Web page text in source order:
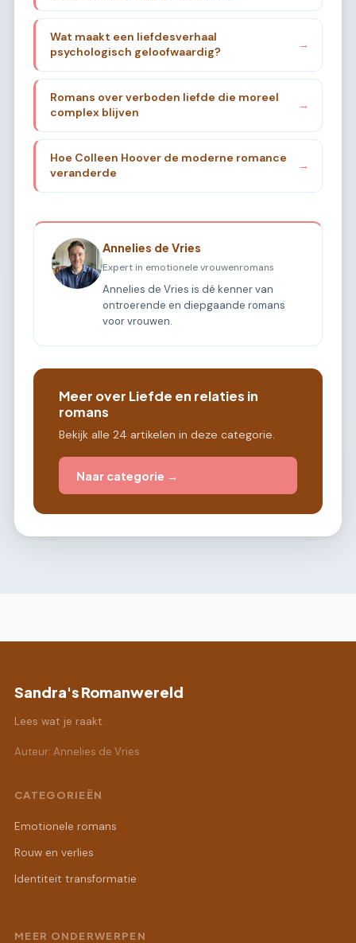
Wat maakt een liefdesverhaal
psychologisch geloofwaardig?
→
Romans over verboden liefde die moreel
complex blijven
→
Hoe Colleen Hoover de moderne romance
veranderde
→
Annelies de Vries
Expert in emotionele vrouwenromans
Annelies de Vries is dé kenner van
ontroerende en diepgaande romans
voor vrouwen.
Meer over Liefde en relaties in
romans
Bekijk alle 24 artikelen in deze categorie.
Naar categorie →
Sandra's Romanwereld
Lees wat je raakt.
Auteur: Annelies de Vries
CATEGORIEËN
Emotionele romans
Rouw en verlies
Identiteit transformatie
MEER ONDERWERPEN